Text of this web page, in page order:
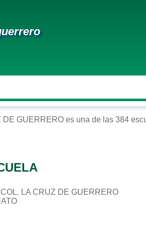
DE GUERRERO es una de las 384
LA CRUZ DE GUERRERO